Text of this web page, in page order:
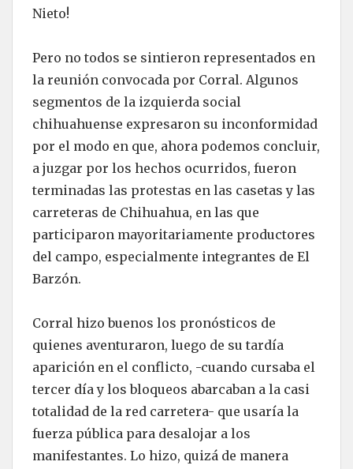
Nieto!
Pero no todos se sintieron representados en
la reunión convocada por Corral. Algunos
segmentos de la izquierda social
chihuahuense expresaron su inconformidad
por el modo en que, ahora podemos concluir,
a juzgar por los hechos ocurridos, fueron
terminadas las protestas en las casetas y las
carreteras de Chihuahua, en las que
participaron mayoritariamente productores
del campo, especialmente integrantes de El
Barzón.
Corral hizo buenos los pronósticos de
quienes aventuraron, luego de su tardía
aparición en el conflicto, -cuando cursaba el
tercer día y los bloqueos abarcaban a la casi
totalidad de la red carretera- que usaría la
fuerza pública para desalojar a los
manifestantes. Lo hizo, quizá de manera